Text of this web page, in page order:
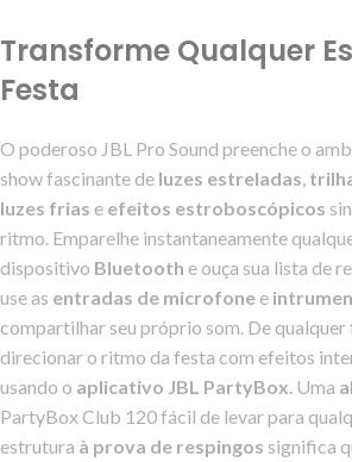
Transforme Qualquer
Festa
O poderoso JBL Pro Sound preenche o
show fascinante de luzes estreladas
luzes frias e efeitos estroboscópicos
ritmo. Emparelhe instantaneamente
dispositivo Bluetooth e ouça sua lista de
use as entradas de microfone e
compartilhar seu próprio som. De
direcionar o ritmo da festa com efeitos
usando o aplicativo JBL PartyBox . Uma
PartyBox Club 120 fácil de levar para
estrutura à prova de respingos significa